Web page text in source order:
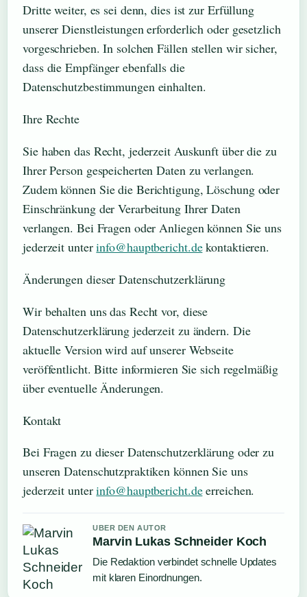
Dritte weiter, es sei denn, dies ist zur Erfüllung
unserer Dienstleistungen erforderlich oder gesetzlich
vorgeschrieben. In solchen Fällen stellen wir sicher,
dass die Empfänger ebenfalls die
Datenschutzbestimmungen einhalten.
Ihre Rechte
Sie haben das Recht, jederzeit Auskunft über die zu
Ihrer Person gespeicherten Daten zu verlangen.
Zudem können Sie die Berichtigung, Löschung oder
Einschränkung der Verarbeitung Ihrer Daten
verlangen. Bei Fragen oder Anliegen können Sie uns
jederzeit unterinfo@hauptbericht.dekontaktieren.
Änderungen dieser Datenschutzerklärung
Wir behalten uns das Recht vor, diese
Datenschutzerklärung jederzeit zu ändern. Die
aktuelle Version wird auf unserer Webseite
veröffentlicht. Bitte informieren Sie sich regelmäßig
über eventuelle Änderungen.
Kontakt
Bei Fragen zu dieser Datenschutzerklärung oder zu
unseren Datenschutzpraktiken können Sie uns
jederzeit unterinfo@hauptbericht.deerreichen.
UBER DEN AUTOR
Marvin Lukas Schneider Koch
Die Redaktion verbindet schnelle Updates
mit klaren Einordnungen.